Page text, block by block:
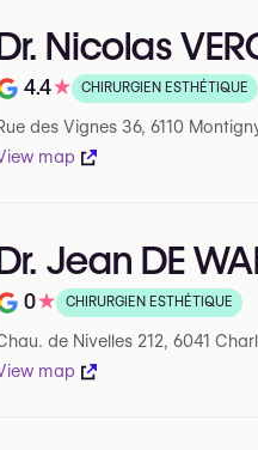
Nicolas
Note de 4.4 sur 5 sur Google
4.4★ CHIRURGIEN ESTHÉTIQUE
des Vignes 36, 6110
map
Jean DE
Note de 0 sur 5 sur Google
0★ CHIRURGIEN ESTHÉTIQUE
de Nivelles 212, 6041
map